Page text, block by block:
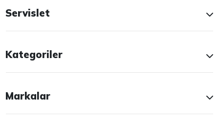
Servislet
Kategoriler
Markalar